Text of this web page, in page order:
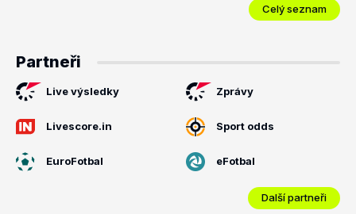
Celý seznam
Partneři
Live výsledky Zprávy
Livescore.in Sport odds
EuroFotbal eFotbal
Další partneři